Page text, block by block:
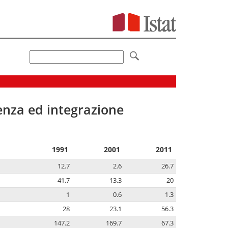
ed integrazione
1991 2001 2011
12.7 2.6
26.7
41.7
13.3
20
1
0.6
1.3
28
23.1
56.3
147.2
169.7 67.3